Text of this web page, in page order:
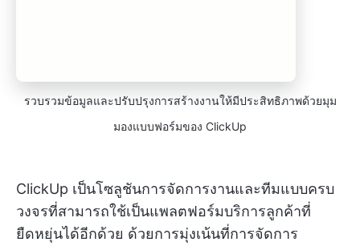
รวบรวมข้อมูลและปรับปรุงการสร้างงานให้มีประสิทธิภาพด้วยมุม
มองแบบฟอร์มของ ClickUp
ClickUp เป็นโซลูชันการจัดการงานและทีมแบบครบ
วงจรที่สามารถใช้เป็นแพลตฟอร์มบริการลูกค้าที่
ยืดหยุ่นได้อีกด้วย ด้วยการมุ่งเน้นที่การจัดการ